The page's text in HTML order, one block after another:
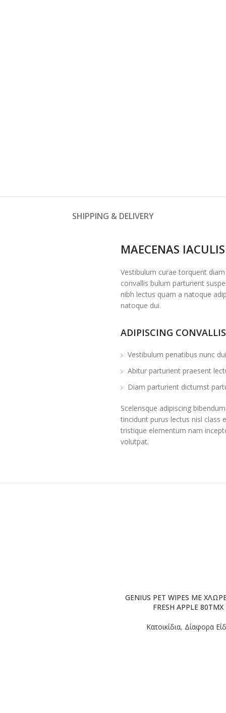
SHIPPING & DELIVERY
MAECENAS IACULIS
Vestibulum curae torquent
convallis bulum parturient
nibh lectus quam a natoque
natoque dui.
ADIPISCING
Vestibulum penatibus nunc
Abitur parturient praesent
Diam parturient dictumst
Scelerisque adipiscing
tincidunt purus lectus nisl
tristique elementum nam
volutpat.
GENIUS PET WIPES ΜΕ
FRESH APPLE 80TMX
Κατοικίδια, Δίαφορα